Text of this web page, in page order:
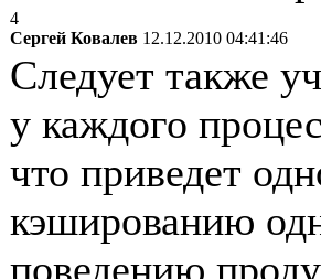
4
Сергей Ковалев 12.12.2010 04:41:46
Следует также
у каждого
что приведет
кэшированию
поведению